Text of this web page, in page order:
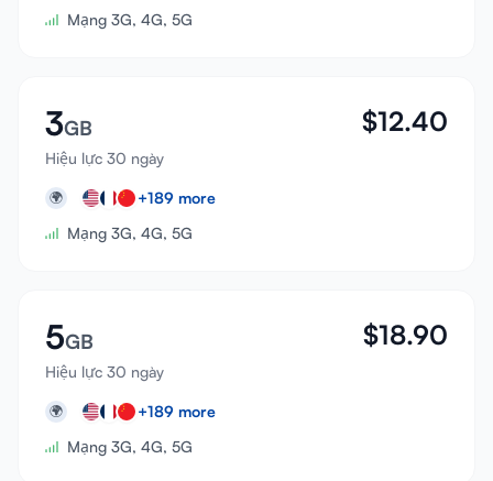
Mạng 3G, 4G, 5G
3GB
Hiệu lực 30 ngày
$12.40
🌍 +189 more
Mạng 3G, 4G, 5G
5GB
Hiệu lực 30 ngày
$18.90
🌍 +189 more
Mạng 3G, 4G, 5G